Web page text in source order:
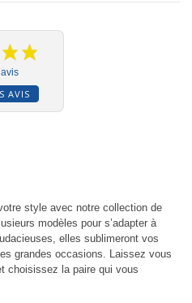
AVIS
style avec notre collection de
modèles pour s’adapter à
elles sublimeront vos
grandes occasions. Laissez vous
choisissez la paire qui vous